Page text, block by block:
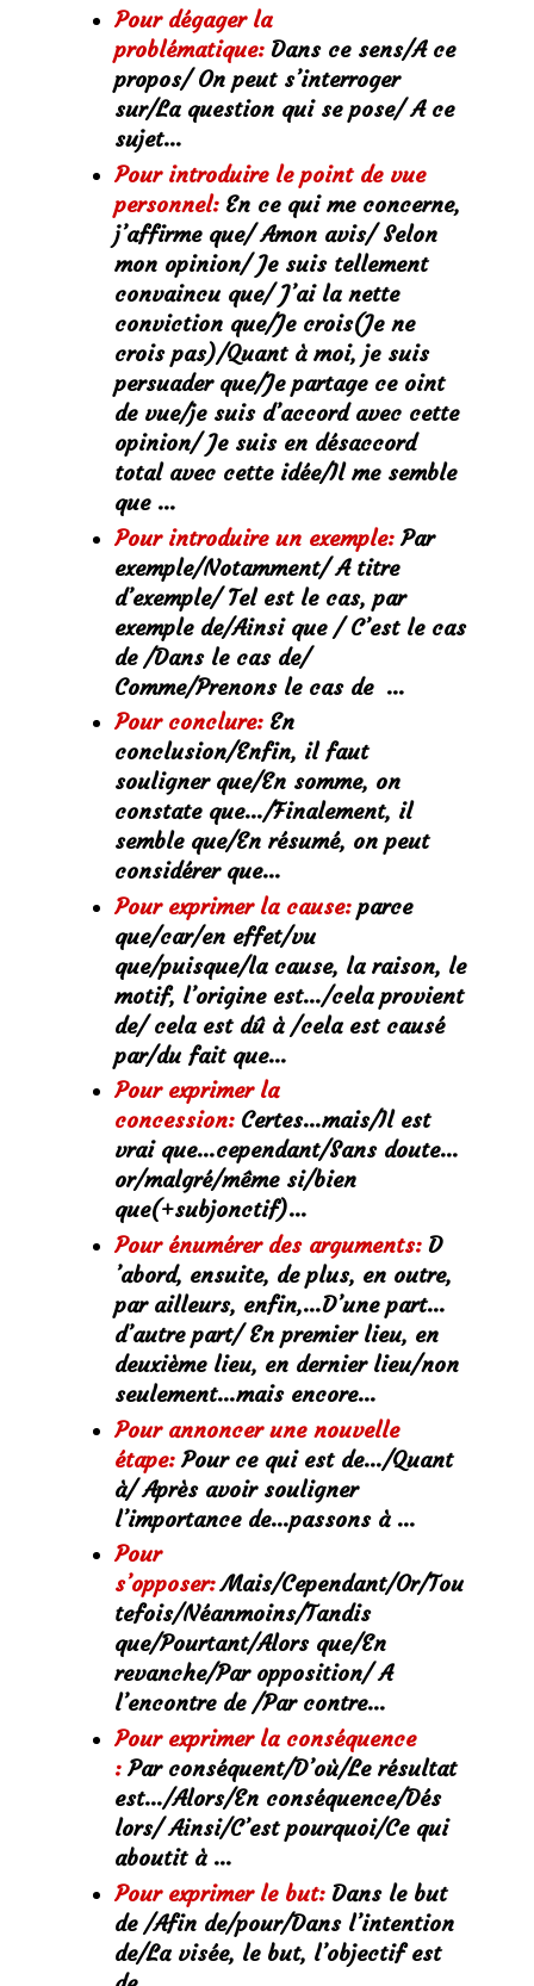
Pour dégager la
problématique: Dans ce sens/A ce
propos/ On peut s’interroger
sur/La question qui se pose/ A ce
sujet…
Pour introduire le point de vue
personnel: En ce qui me concerne,
j’affirme que/ Amon avis/ Selon
mon opinion/ Je suis tellement
convaincu que/ J’ai la nette
conviction que/Je crois(Je ne
crois pas)/Quant à moi, je suis
persuader que/Je partage ce oint
de vue/je suis d’accord avec cette
opinion/ Je suis en désaccord
total avec cette idée/Il me semble
que …
Pour introduire un exemple: Par
exemple/Notamment/ A titre
d’exemple/ Tel est le cas, par
exemple de/Ainsi que / C’est le cas
de /Dans le cas de/
Comme/Prenons le cas de …
Pour conclure: En
conclusion/Enfin, il faut
souligner que/En somme, on
constate que…/Finalement, il
semble que/En résumé, on peut
considérer que…
Pour exprimer la cause:parce
que/car/en effet/vu
que/puisque/la cause, la raison, le
motif, l’origine est…/cela provient
de/ cela est dû à /cela est causé
par/du fait que…
Pour exprimer la
concession: Certes…mais/Il est
vrai que…cependant/Sans doute…
or/malgré/même si/bien
que(+subjonctif)…
Pour énumérer des arguments: D
’abord, ensuite, de plus, en outre,
par ailleurs, enfin,…D’une part…
d’autre part/ En premier lieu, en
deuxième lieu, en dernier lieu/non
seulement…mais encore…
Pour annoncer une nouvelle
étape:Pour ce qui est de…/Quant
à/ Après avoir souligner
l’importance de…passons à …
Pour
s’opposer:Mais/Cependant/Or/Tou
tefois/Néanmoins/Tandis
que/Pourtant/Alors que/En
revanche/Par opposition/ A
l’encontre de /Par contre…
Pour exprimer la conséquence
: Par conséquent/D’où/Le résultat
est…/Alors/En conséquence/Dés
lors/ Ainsi/C’est pourquoi/Ce qui
aboutit à …
Pour exprimer le but: Dans le but
de /Afin de/pour/Dans l’intention
de/La visée, le but, l’objectif est